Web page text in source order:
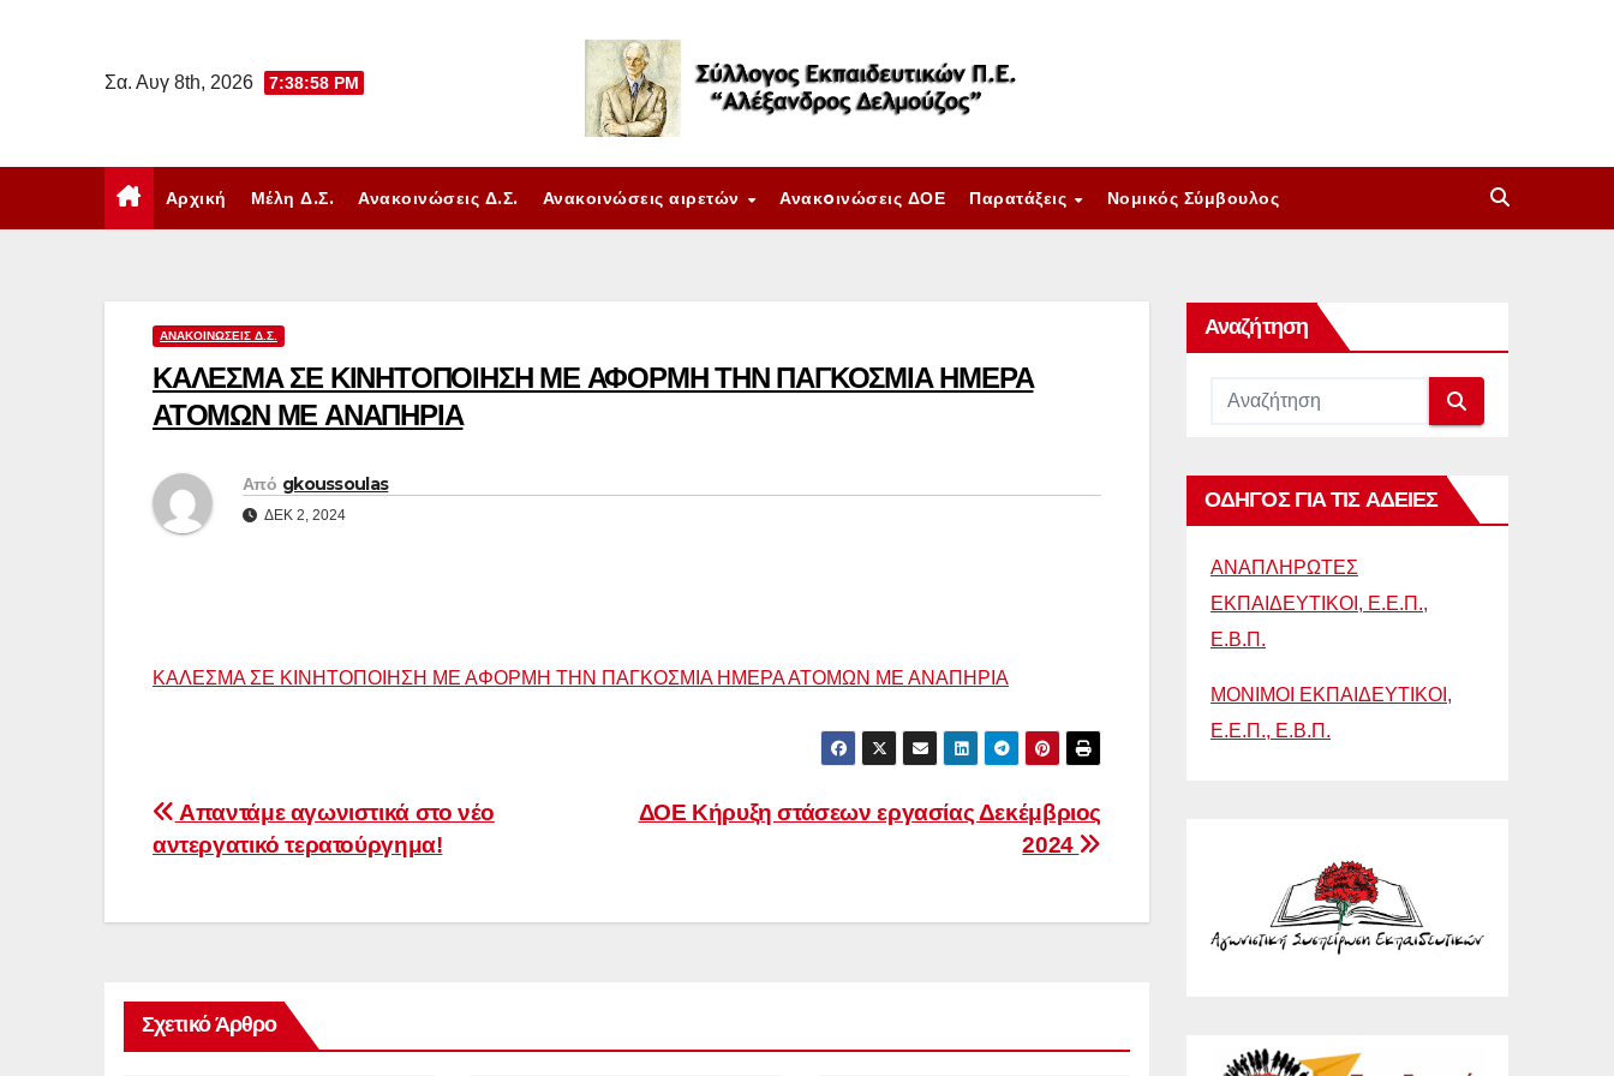
Σα. Αυγ 8th, 2026 7:38:58 PM
Αρχική Μέλη Δ.Σ. Ανακοινώσεις Δ.Σ. Ανακοινώσεις αιρετών Ανακoινώσεις ΔΟΕ Παρατάξεις Νομικός Σύμβουλος
ΑΝΑΚΟΙΝΏΣΕΙΣ Δ.Σ.
ΚΑΛΕΣΜΑ ΣΕ ΚΙΝΗΤΟΠΟΙΗΣΗ ΜΕ ΑΦΟΡΜΗ ΤΗΝ ΠΑΓΚΟΣΜΙΑ ΗΜΕΡΑ
ΑΤΟΜΩΝ ΜΕ ΑΝΑΠΗΡΙΑ
Από gkoussoulas
ΔΕΚ 2, 2024
ΚΑΛΕΣΜΑ ΣΕ ΚΙΝΗΤΟΠΟΙΗΣΗ ΜΕ ΑΦΟΡΜΗ ΤΗΝ ΠΑΓΚΟΣΜΙΑ ΗΜΕΡΑ ΑΤΟΜΩΝ ΜΕ ΑΝΑΠΗΡΙΑ
Πλοήγηση
άρθρων
ΔΟΕ Κήρυξη στάσεων εργασίας Δεκέμβριος
2024
Απαντάμε αγωνιστικά στο νέο
αντεργατικό τερατούργημα!
Σχετικό Άρθρο
Αναζήτηση
ΟΔΗΓΟΣ ΓΙΑ ΤΙΣ ΑΔΕΙΕΣ
ΑΝΑΠΛΗΡΩΤΕΣ
ΕΚΠΑΙΔΕΥΤΙΚΟΙ, Ε.Ε.Π.,
Ε.Β.Π.
ΜΟΝΙΜΟΙ ΕΚΠΑΙΔΕΥΤΙΚΟΙ,
Ε.Ε.Π., Ε.Β.Π.